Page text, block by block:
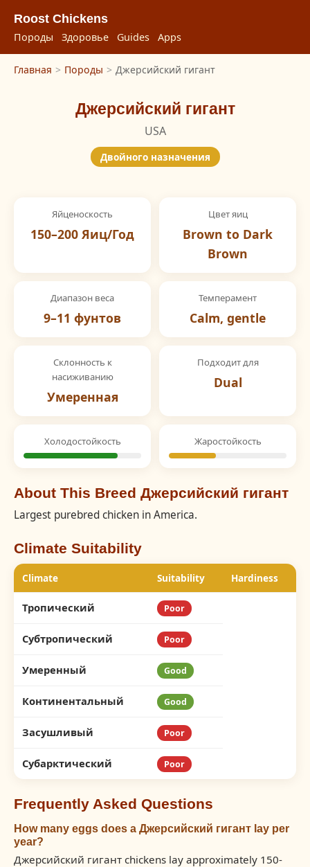
Roost Chickens
Породы Здоровье Guides Apps
Главная > Породы > Джерсийский гигант
Джерсийский гигант
USA
Двойного назначения
Яйценоскость
150–200 Яиц/Год
Цвет яиц
Brown to Dark
Brown
Диапазон веса
9–11 фунтов
Темперамент
Calm, gentle
Склонность к
насиживанию
Умеренная
Подходит для
Dual
Холодостойкость Жаростойкость
About This Breed Джерсийский гигант
Largest purebred chicken in America.
Climate Suitability
Climate Suitability Hardiness
Тропический Poor
Субтропический Poor
Умеренный Good
Континентальный Good
Засушливый Poor
Субарктический Poor
Frequently Asked Questions
How many eggs does a Джерсийский гигант lay per
year?
Джерсийский гигант chickens lay approximately 150-